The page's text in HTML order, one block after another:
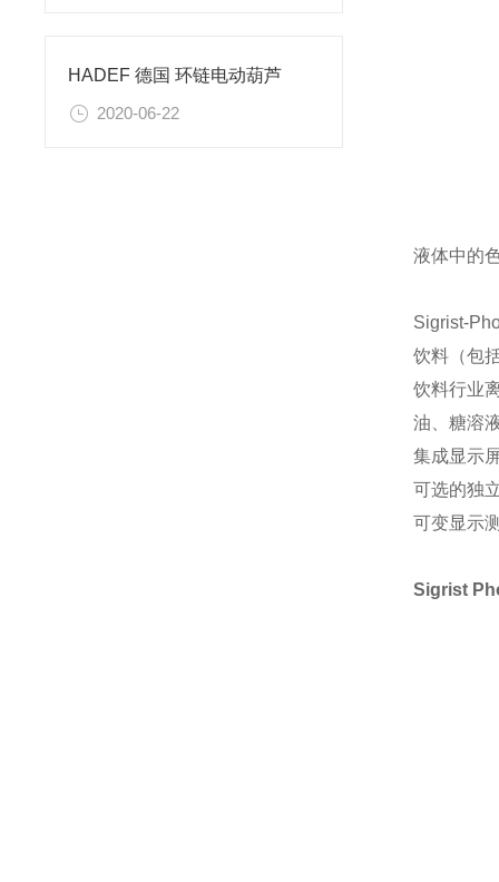
HADEF 德国 环链电动葫芦
2020-06-22
液体中的
Sigrist-
饮料（包
饮料行业
油、糖溶
集成显示
可选的独
可变显示
Sigrist